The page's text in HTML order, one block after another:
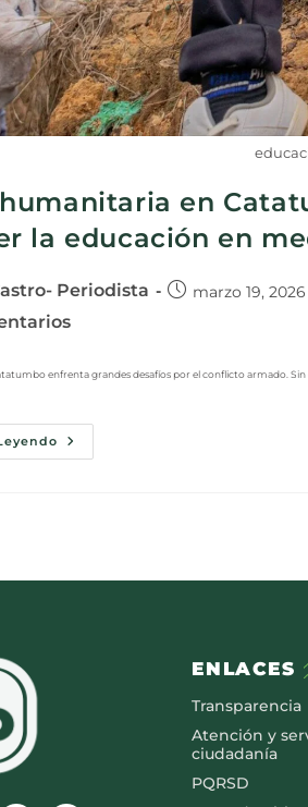
en
la educación en
Periodista marzo 19, 2026
enfrenta grandes desafíos por el conflicto armado.
ENLACES
Transparencia
Atención y
ciudadanía
PQRSD